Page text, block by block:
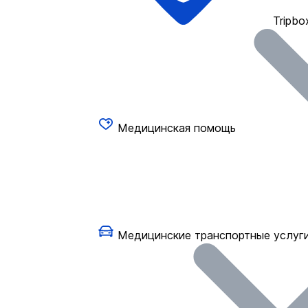
Медицинская помощь
Медицинские транспортные